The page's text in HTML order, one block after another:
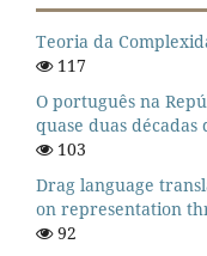
Teoria da
117
O português na
quase duas décadas
103
Drag language
on representation
92